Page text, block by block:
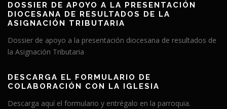
DOSSIER DE APOYO A LA PRESENTACIÓN
DIOCESANA DE RESULTADOS DE LA
ASIGNACIÓN TRIBUTARIA
Dossier de apoyo a la presentación diocesana de resultados de
la Asignación Tributaria
DESCARGA EL FORMULARIO DE
COLABORACIÓN CON LA IGLESIA
Descarga aquí el formulario y entrégalo en la parroquia.